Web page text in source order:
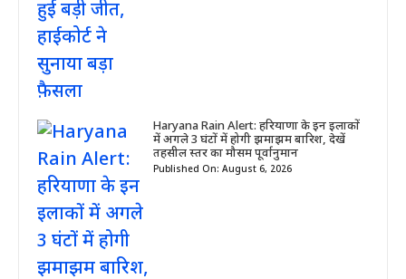
Haryana Rain Alert: हरियाणा के इन इलाकों
में अगले 3 घंटों में होगी झमाझम बारिश, देखें
तहसील स्तर का मौसम पूर्वानुमान
Published On: August 6, 2026